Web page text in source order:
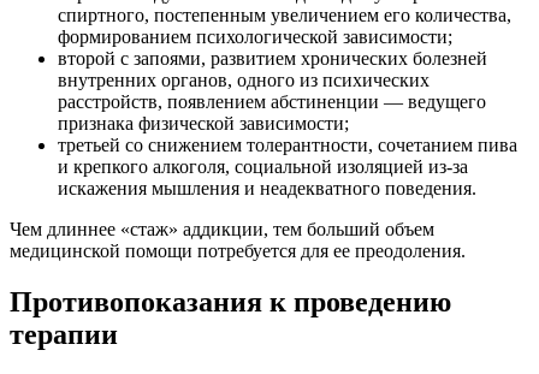
спиртного, постепенным увеличением его количества,
формированием психологической зависимости;
второй с запоями, развитием хронических болезней
внутренних органов, одного из психических
расстройств, появлением абстиненции — ведущего
признака физической зависимости;
третьей со снижением толерантности, сочетанием пива
и крепкого алкоголя, социальной изоляцией из-за
искажения мышления и неадекватного поведения.
Чем длиннее «стаж» аддикции, тем больший объем
медицинской помощи потребуется для ее преодоления.
Противопоказания к проведению
терапии